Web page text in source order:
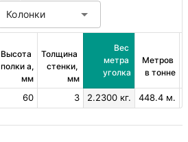
Колонки
Высота
полки a,
мм
Толщина
стенки,
мм
Вес
метра
уголка
Метров
в тонне
60 3 2.2300 кг. 448.4 м.